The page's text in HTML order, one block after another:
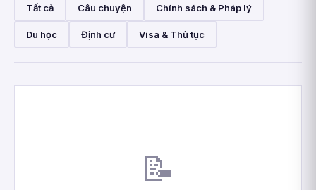
Tất cả Câu chuyện Chính sách & Pháp lý
Du học Định cư Visa & Thủ tục
📝